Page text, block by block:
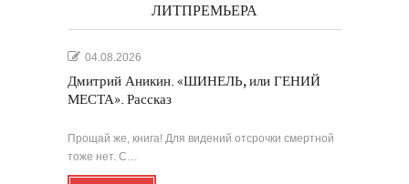
ЛИТПРЕМЬЕРА
04.08.2026
Дмитрий Аникин. «ШИНЕЛЬ, или ГЕНИЙ
МЕСТА». Рассказ
Прощай же, книга! Для видений отсрочки смертной
тоже нет. С…